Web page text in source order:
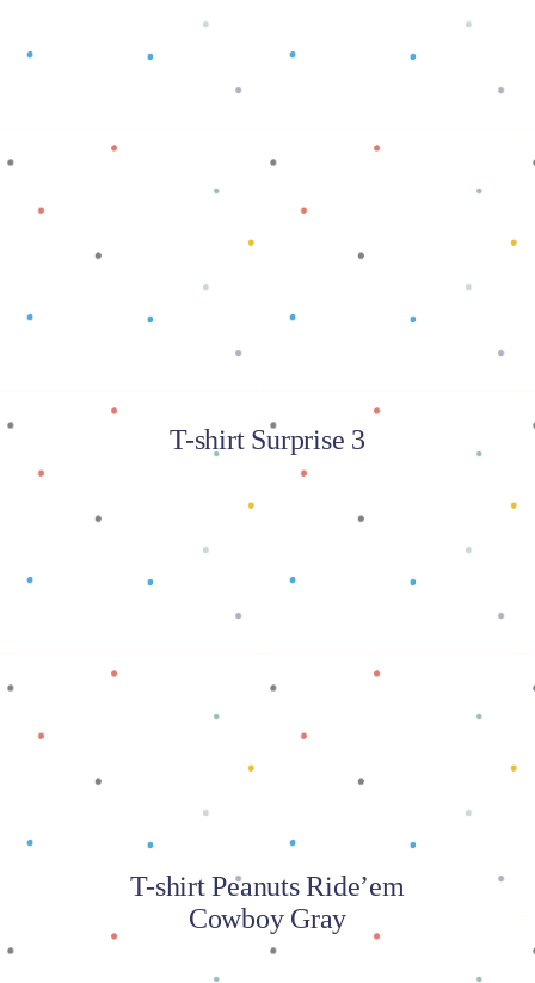
Baca selengkapnya
T-shirt Surprise 3
T-shirt Peanuts Ride’em
Cowboy Gray